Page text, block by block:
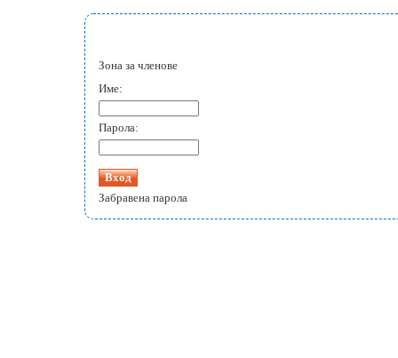
Зона за членове
Име:
Парола:
Забравена парола